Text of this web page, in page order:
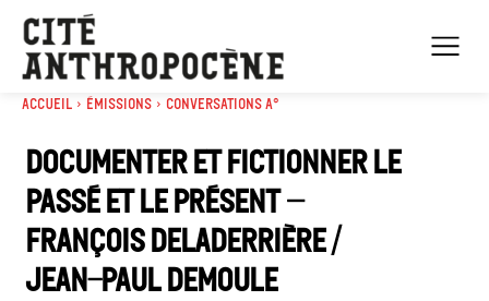
Accueil Émissions Conversations A°
Documenter et fictionner le
passé et le présent –
François Deladerrière /
Jean-Paul Demoule